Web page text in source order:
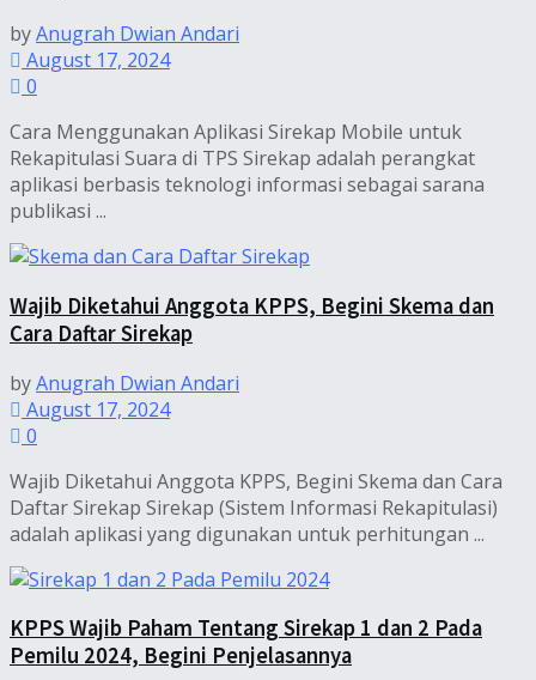
byAnugrah Dwian Andari
August 17, 2024
0
Cara Menggunakan Aplikasi Sirekap Mobile untuk
Rekapitulasi Suara di TPS Sirekap adalah perangkat
aplikasi berbasis teknologi informasi sebagai sarana
publikasi ...
Wajib Diketahui Anggota KPPS, Begini Skema dan
Cara Daftar Sirekap
byAnugrah Dwian Andari
August 17, 2024
0
Wajib Diketahui Anggota KPPS, Begini Skema dan Cara
Daftar Sirekap Sirekap (Sistem Informasi Rekapitulasi)
adalah aplikasi yang digunakan untuk perhitungan ...
KPPS Wajib Paham Tentang Sirekap 1 dan 2 Pada
Pemilu 2024, Begini Penjelasannya